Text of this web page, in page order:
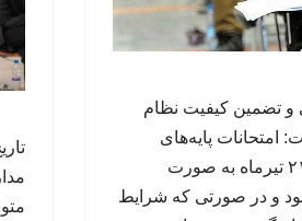
و تضمین کیفیت نظام
پایه‌های
یازدهم و دوازدهم از ۲۱ تیرماه به صورت
و در صورتی که شرایط